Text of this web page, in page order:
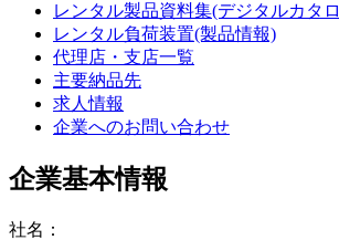
レンタル製品資料集(デジタルカタ
レンタル負荷装置(製品情報)
代理店・支店一覧
主要納品先
求人情報
企業へのお問い合わせ
企業基本情報
社名：